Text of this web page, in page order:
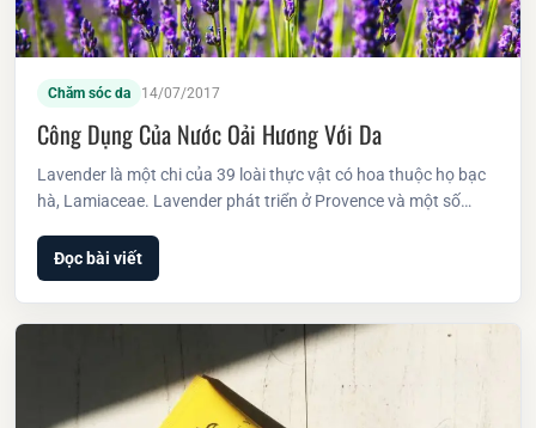
Chăm sóc da 14/07/2017
Công Dụng Của Nước Oải Hương Với Da
Lavender là một chi của 39 loài thực vật có hoa thuộc họ bạc
hà, Lamiaceae. Lavender phát triển ở Provence và một số…
Đọc bài viết